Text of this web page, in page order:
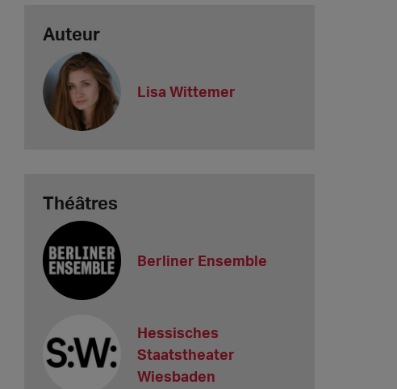
Auteur
Lisa Wittemer
Théâtres
Berliner Ensemble
Hessisches
Staatstheater
Wiesbaden